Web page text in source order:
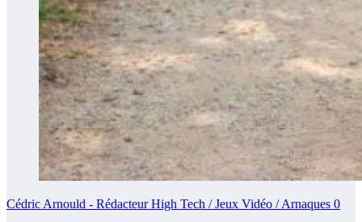
Cédric Arnould - Rédacteur High Tech / Jeux Vidéo / Arnaques 0